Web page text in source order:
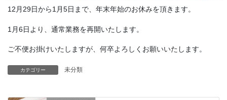
12月29日から1月5日まで、年末年始のお休みを頂きます。
1月6日より、通常業務を再開いたします。
ご不便お掛けいたしますが、何卒よろしくお願いいたします。
カテゴリー 未分類